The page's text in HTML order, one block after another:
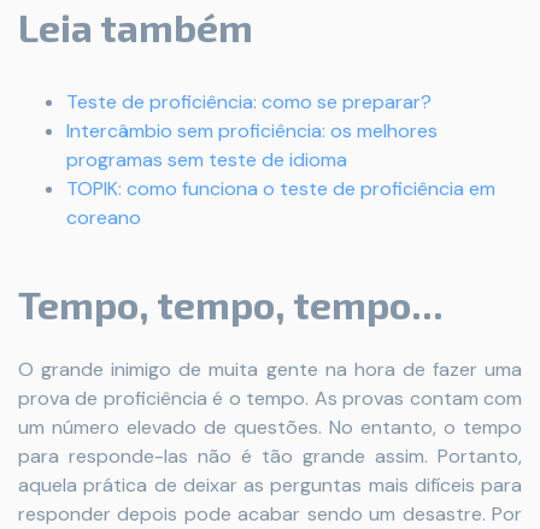
Leia também
Teste de proficiência: como se preparar?
Intercâmbio sem proficiência: os melhores
programas sem teste de idioma
TOPIK: como funciona o teste de proficiência em
coreano
Tempo, tempo, tempo...
O grande inimigo de muita gente na hora de fazer uma
prova de proficiência é o tempo. As provas contam com
um número elevado de questões. No entanto, o tempo
para responde-las não é tão grande assim. Portanto,
aquela prática de deixar as perguntas mais difíceis para
responder depois pode acabar sendo um desastre. Por